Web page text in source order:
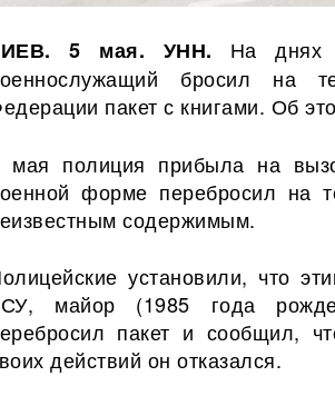
5 мая. УНН. На днях
бросил на
пакет с книгами. Об
мая полиция прибыла на
форме перебросил на
содержимым.
установили, что
майор (1985 года
пакет и сообщил,
действий он отказался.